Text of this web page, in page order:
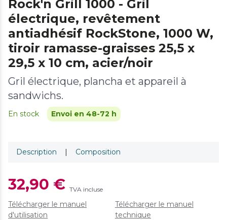
Rock'n Grill 1000 - Gril
électrique, revêtement
antiadhésif RockStone, 1000 W,
tiroir ramasse-graisses 25,5 x
29,5 x 10 cm, acier/noir
Gril électrique, plancha et appareil à
sandwichs.
En stock Envoi en 48-72 h
Description | Composition
32,90 € TVA incluse
Télécharger le manuel
d'utilisation
Télécharger le manuel
technique